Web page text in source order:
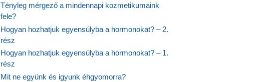
Tényleg mérgező a mindennapi kozmetikumaink
fele?
Hogyan hozhatjuk egyensúlyba a hormonokat? – 2.
rész
Hogyan hozhatjuk egyensúlyba a hormonokat? – 1.
rész
Mit ne együnk és igyunk éhgyomorra?